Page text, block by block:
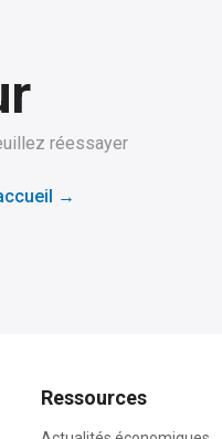
réessayer
→
Ressources